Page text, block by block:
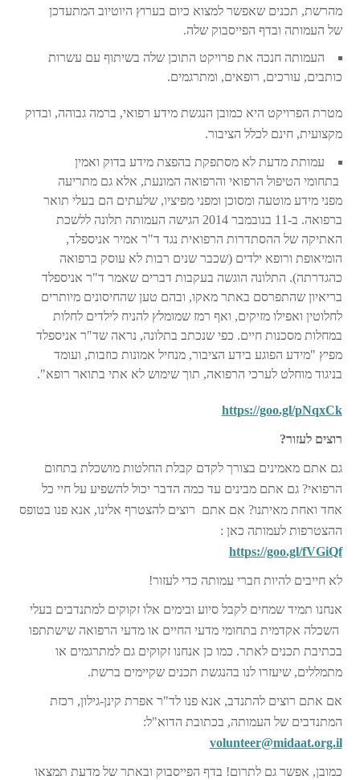
מהרשת, תכנים שאפשר למצוא כיום בערוץ היוטיוב המתעדכן
של העמותה ובדף הפייסבוק שלה.
העמותה חנכה את פרויקט התוכן שלה בשיתוף עם עשרות
כותבים, עורכים, רופאים, ומתרגמים.
מטרת הפרויקט היא כמובן הנגשת מידע רפואי, ברמה גבוהה, ובדוק
מקצועית, חינם לכלל הציבור.
עמותת מדעת לא מסתפקת בהפצת מידע בדוק ואמין
בתחומי הטיפול הרפואי והרפואה המונעת, אלא גם מתריעה
מפני מידע מוטעה ומסוכן ומפני מפיציו, שלעתים הם בעלי תואר
ברפואה. ב-11 בנובמבר 2014 הגישה העמותה תלונה ללשכת
האתיקה של ההסתדרות הרפואית נגד ד"ר אמיר אניספלד,
הומיאופת ורופא ילדים (שכבר שנים רבות לא עוסק ברפואה
כהגדרתה). התלונה הוגשה בעקבות דברים שאמר ד"ר אניספלד
בריאיון שהתפרסם באתר מאקו, ובהם טען שהחיסונים מיותרים
לחלוטין ואפילו מזיקים, ואף רמז שמומלץ להניח לילדים לחלות
במחלות מסכנות חיים. כפי שנכתב בתלונה, נראה שד"ר אניספלד
מפיץ "מידע הפוגע בידע הציבור, מנחיל אמונות כוזבות, ועומד
בניגוד מוחלט לערכי הרפואה, תוך שימוש לא אתי בתואר רופא".
https://goo.gl/pNqxCk
רוצים לעזור?
גם אתם מאמינים בצורך לקדם קבלת החלטות מושכלת בתחום
הרפואי? גם אתם מבינים עד כמה הדבר יכול להשפיע על חיי כל
אחד ואחת מאיתנו? אם אתם רוצים להצטרף אלינו, אנא פנו בטופס
ההצטרפות לעמותה כאן :
https://goo.gl/fVGiQf
לא חייבים להיות חברי עמותה כדי לעזור!
אנחנו תמיד שמחים לקבל סיוע ובימים אלו זקוקים למתנדבים בעלי
השכלה אקדמית בתחומי מדעי החיים או מדעי הרפואה שישתתפו
בכתיבת תכנים לאתר. כמו כן אנחנו זקוקים גם למתרגמים או
מתמללים, שיעזרו לנו בהנגשת תכנים שקיימים ברשת.
אם אתם רוצים להתנדב, אנא פנו לד"ר אפרת קינן-גילון, רכזת
המתנדבים של העמותה, בכתובת הדוא"ל:
volunteer@midaat.org.il
כמובן, אפשר גם לתרום! בדף הפייסבוק ובאתר של מדעת תמצאו